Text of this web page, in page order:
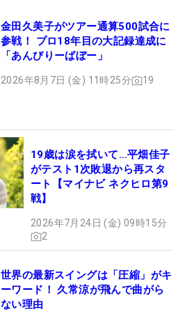
金田久美子がツアー通算500試合に
参戦！ プロ18年目の大記録達成に
「あんびりーばぼー」
2026年8月7日 (金) 11時25分 19
19歳は涙を拭いて…平畑佳子
がテスト1次敗退から再スタ
ート【マイナビ ネクヒロ第9
戦】
2026年7月24日 (金) 09時15分
2
世界の最新スイングは「圧縮」がキ
ーワード！ 久常涼が飛んで曲がら
ない理由